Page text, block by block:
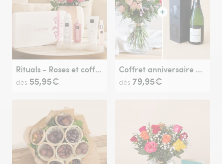
Rituals - Roses et coffret beauté
dès 55,95€
Coffret anniversaire et son champagne
dès 79,95€